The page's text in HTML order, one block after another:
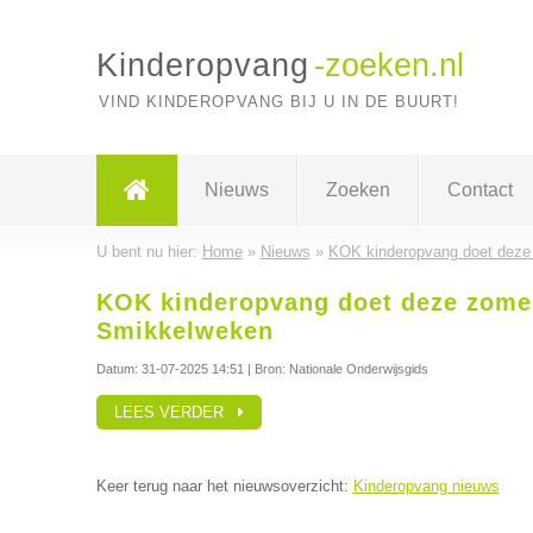
Kinderopvang -zoeken.nl
VIND KINDEROPVANG BIJ U IN DE BUURT!
Nieuws Zoeken Contact
U bent nu hier: Home» Nieuws » KOK kinderopvang doet
KOK kinderopvang doet deze
Smikkelweken
Datum: 31-07-2025 14:51 | Bron: Nationale Onderwijsgids
LEES VERDER
Keer terug naar het nieuwsoverzicht: Kinderopvang nieuws